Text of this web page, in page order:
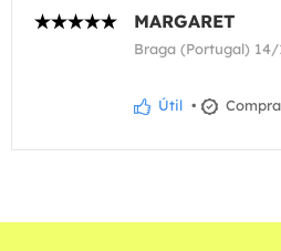
MARGARET
Braga (Portugal) 14/
Útil •